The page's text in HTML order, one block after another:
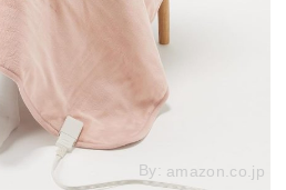
By: amazon.co.jp